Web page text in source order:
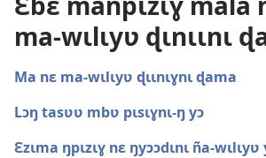
ma-wɩlɩyʋ ɖɩnɩɩnɩ
Ma nɛ ma-wɩlɩyʋ ɖɩɩnɩɣnɩ ɖama
Lɔŋ tasʋʋ mbʋ pɩsɩɣnɩ-ŋ yɔ
Ɛzɩma ŋpɩzɩɣ nɛ ŋyɔɔdɩnɩ ña-wɩlɩyʋ